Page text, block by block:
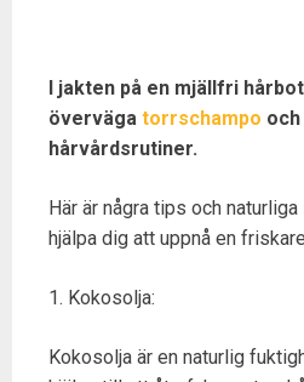
I jakten på en mjällfri
överväga torrschampo
hårvårdsrutiner.
Här är några tips och
hjälpa dig att uppnå en
1. Kokosolja:
Kokosolja är en naturlig